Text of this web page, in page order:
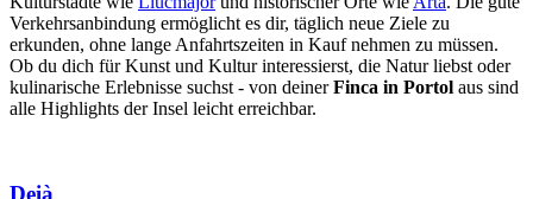
Verkehrsanbindung ermöglicht es dir, täglich neue Ziele zu
erkunden, ohne lange Anfahrtszeiten in Kauf nehmen zu müssen.
Ob du dich für Kunst und Kultur interessierst, die Natur liebst oder
kulinarische Erlebnisse suchst - von deinerFinca in Portol aus sind
alle Highlights der Insel leicht erreichbar.